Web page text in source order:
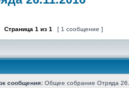
Страница 1 из 1 [ 1 сообщение ]
сообщения: Общее собрание Отряда